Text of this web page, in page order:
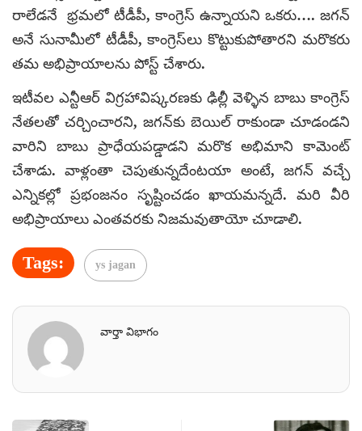
రాలేడనే భ్రమలో టీడీపీ, కాంగ్రెస్ ఉన్నాయని ఒకరు…. జగన్
అనే సునామీలో టీడీపీ, కాంగ్రెస్‌లు కొట్టుకుపోతారని మరొకరు
తమ అభిప్రాయాలను పోస్ట్ చేశారు.
ఇటీవల ఎన్టీఆర్ విగ్రహావిష్కరణకు ఢిల్లీ వెళ్ళిన బాబు కాంగ్రెస్
నేతలతో చర్చించారని, జగన్‌కు బెయిల్ రాకుండా చూడండని
వారిని బాబు ప్రాధేయపడ్డాడని మరొక అభిమాని కామెంట్
చేశాడు. వాళ్లంతా చెపుతున్నదేంటయా అంటే, జగన్‌ వచ్చే
ఎన్నికల్లో ప్రభంజనం సృష్టించడం ఖాయమన్నదే. మరి వీరి
అభిప్రాయాలు ఎంతవరకు నిజమవుతాయో చూడాలి.
Tags: ys jagan
వార్తా విభాగం